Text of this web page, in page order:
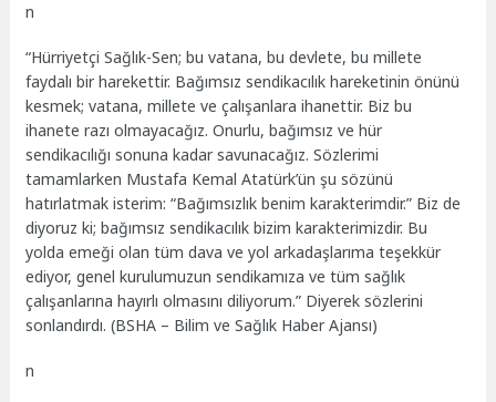
n
“HürriyetçiSağlık-Sen; bu vatana, bu devlete, bu millete
faydalı bir harekettir. Bağımsız sendikacılık hareketinin önünü
kesmek; vatana, millete ve çalışanlara ihanettir. Biz bu
ihanete razı olmayacağız. Onurlu, bağımsız ve hür
sendikacılığı sonuna kadar savunacağız. Sözlerimi
tamamlarken Mustafa Kemal Atatürk’ün şu sözünü
hatırlatmak isterim: “Bağımsızlık benim karakterimdir.” Biz de
diyoruz ki; bağımsız sendikacılık bizim karakterimizdir. Bu
yolda emeği olan tüm dava ve yol arkadaşlarıma teşekkür
ediyor, genel kurulumuzun sendikamıza ve tüm sağlık
çalışanlarına hayırlı olmasını diliyorum.” Diyerek sözlerini
sonlandırdı. (BSHA – Bilim ve Sağlık Haber Ajansı)
n